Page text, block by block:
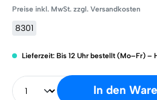
Preise inkl. MwSt. zzgl. Versandkosten
8301
Lieferzeit: Bis 12 Uhr bestellt (Mo–Fr) –
In den